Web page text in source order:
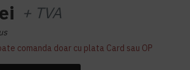
+ TVA
comanda doar cu plata Card sau OP